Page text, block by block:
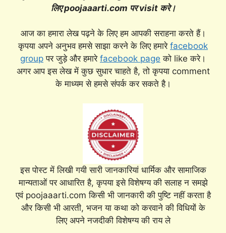
लिए poojaaarti.com पर visit करे।
आज का हमारा लेख पढ़ने के लिए हम आपकी सराहना करते हैं।
कृपया अपने अनुभव हमसे साझा करने के लिए हमारे facebook
group पर जुड़े और हमारे facebook page को like करे।
अगर आप इस लेख में कुछ सुधार चाहते है, तो कृपया comment
के माध्यम से हमसे संपर्क कर सकते है।
इस पोस्ट में लिखी गयी सारी जानकारियां धार्मिक और सामाजिक
मान्यताओं पर आधारित है, कृपया इसे विशेषग्य की सलाह न समझे
एवं poojaaarti.com किसी भी जानकारी की पुष्टि नहीं करता है
और किसी भी आरती, भजन या कथा को करवाने की विधियों के
लिए अपने नजदीकी विशेषग्य की राय ले